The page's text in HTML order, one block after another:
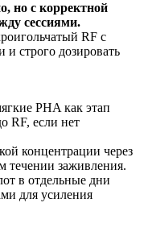
но с корректной
сессиями.
RF с
строго дозировать
PHA как этап
RF, если нет
концентрации через
течении заживления.
в отдельные дни
для усиления